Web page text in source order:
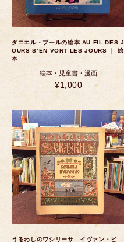
ダニエル・ブールの絵本 AU FIL DES J
OURS S’EN VONT LES JOURS ｜ 絵
本
絵本・児童書・漫画
¥1,000
うるわしのワシリーサ イヴァン・ビ